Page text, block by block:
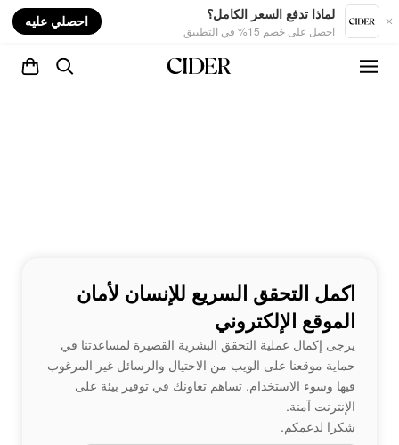
لماذا تدفع السعر الكامل؟
احصل على خصم 15% في التطبيق
احصلي عليه
اكمل التحقق السريع للإنسان لأمان
الموقع الإلكتروني
يرجى إكمال عملية التحقق البشرية القصيرة لمساعدتنا في
حماية موقعنا على الويب من الاحتيال والرسائل غير المرغوب
فيها وسوء الاستخدام. تساهم تعاونك في توفير بيئة على
الإنترنت آمنة.
شكرا لدعمكم.